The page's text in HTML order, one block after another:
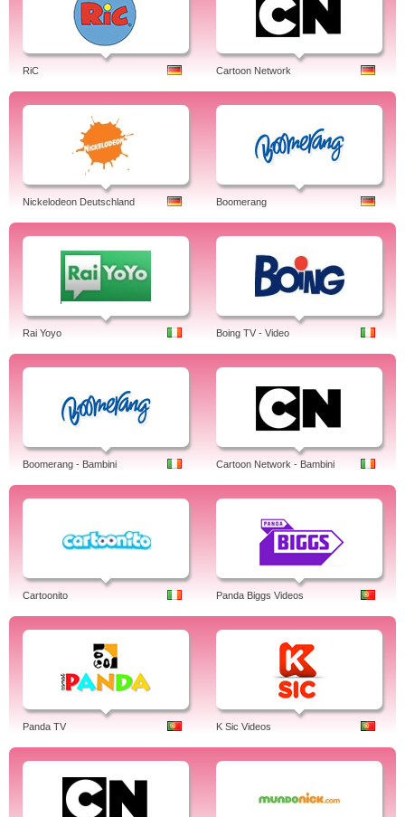
RiC Cartoon Network
Nickelodeon Deutschland Boomerang
Rai Yoyo Boing TV - Video
Boomerang - Bambini Cartoon Network - Bambini
Cartoonito Panda Biggs Videos
Panda TV K Sic Videos